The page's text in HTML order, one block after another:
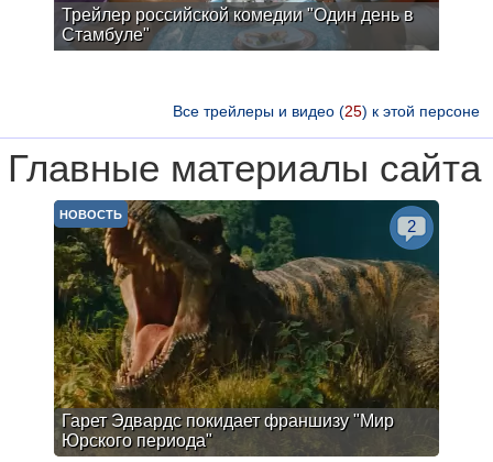
Трейлер российской комедии "Один день в
Стамбуле"
Все трейлеры и видео (25) к этой персоне
Главные материалы сайта
Гарет Эдвардс покидает франшизу "Мир
Юрского периода"
НОВОСТЬ
2